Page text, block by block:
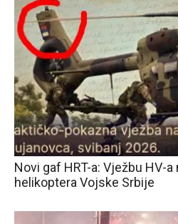
Novi gaf HRT-a: Vježbu HV-
helikoptera Vojske Srbije